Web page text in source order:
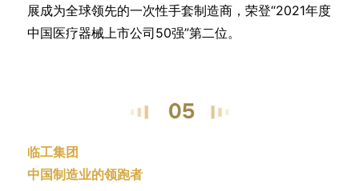
展成为全球领先的一次性手套制造商，荣登“2021年度
中国医疗器械上市公司50强”第二位。
临工集团
中国制造业的领跑者